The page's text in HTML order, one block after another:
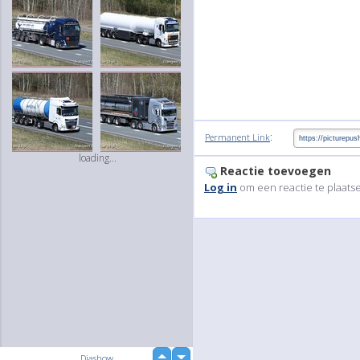
loading...
Permanent Link:
Reactie toevoegen
Log in om een reactie te